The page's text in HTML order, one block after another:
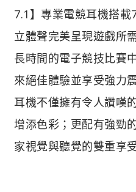
7.1】專業電競耳機搭
立體聲完美呈現遊戲所
長時間的電子競技比賽
來絕佳體驗並享受強力
耳機不僅擁有令人讚嘆
增添色彩；更配有強勁
家視覺與聽覺的雙重享